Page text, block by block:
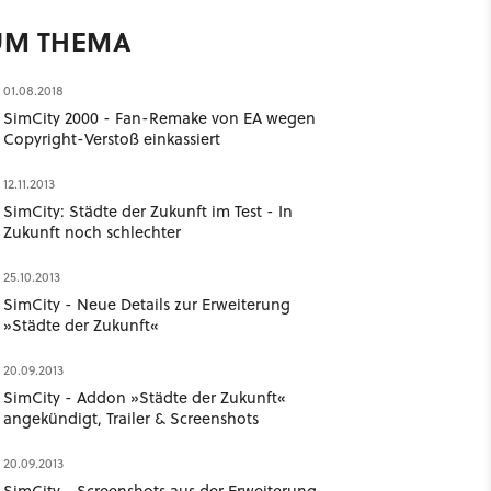
THEMA
01.08.2018
SimCity 2000 - Fan-Remake von EA wegen
Copyright-Verstoß einkassiert
12.11.2013
SimCity: Städte der Zukunft im Test - In
Zukunft noch schlechter
25.10.2013
SimCity - Neue Details zur Erweiterung
»Städte der Zukunft«
20.09.2013
SimCity - Addon »Städte der Zukunft«
angekündigt, Trailer & Screenshots
20.09.2013